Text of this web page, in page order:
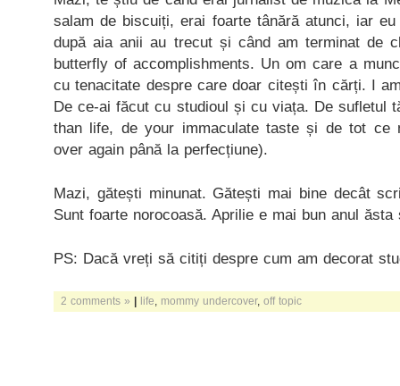
salam de biscuiți, erai foarte tânără atunci, iar
după aia anii au trecut și când am terminat de
butterfly of accomplishments. Un om care a
cu tenacitate despre care doar citești în cărți. I
De ce-ai făcut cu studioul și cu viața. De sufletul
than life, de your immaculate taste și de tot ce
over again până la perfecțiune).
Mazi, gătești minunat. Gătești mai bine decât
Sunt foarte norocoasă. Aprilie e mai bun anul
PS: Dacă vreți să citiți despre cum am decorat
2 comments » | life mommy undercover, off topic